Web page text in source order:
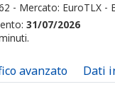
- Mercato: EuroTLX -
31/07/2026
avanzato Dati